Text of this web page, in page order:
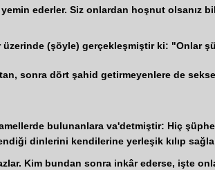
ederler. Siz onlardan hoşnut olsanız
(şöyle) gerçekleşmiştir ki: "Onlar
sonra dört şahid getirmeyenlere de
bulunanlara va'detmiştir: Hiç
dinlerini kendilerine yerleşik kılıp
Kim bundan sonra inkâr ederse, işte